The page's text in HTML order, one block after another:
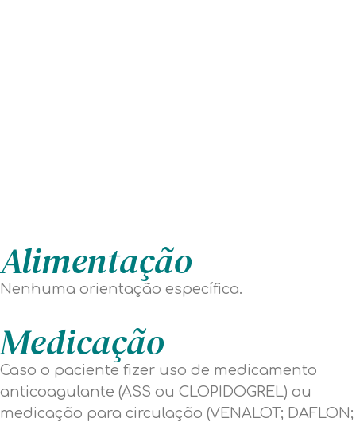
Alimentação
Nenhuma orientação específica.
Medicação
Caso o paciente fizer uso de medicamento
anticoagulante (ASS ou CLOPIDOGREL) ou
medicação para circulação (VENALOT; DAFLON;